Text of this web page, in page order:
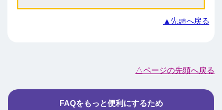
▲先頭へ戻る
△ページの先頭へ戻る
FAQをもっと便利にするため